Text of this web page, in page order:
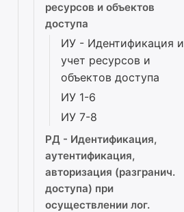
ресурсов и объектов
доступа
ИУ - Идентификация и
учет ресурсов и
объектов доступа
ИУ 1-6
ИУ 7-8
РД - Идентификация,
аутентификация,
авторизация (разгранич.
доступа) при
осуществлении лог.